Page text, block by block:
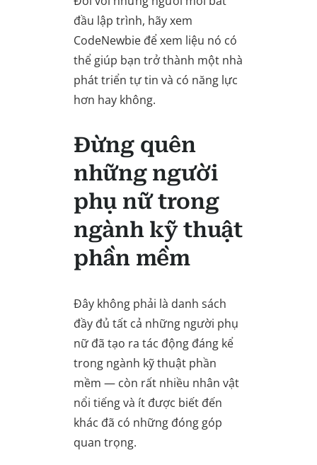
đầu lập trình, hãy xem
CodeNewbie để xem liệu nó có
thể giúp bạn trở thành một nhà
phát triển tự tin và có năng lực
hơn hay không.
Đừng quên
những người
phụ nữ trong
ngành kỹ thuật
phần mềm
Đây không phải là danh sách
đầy đủ tất cả những người phụ
nữ đã tạo ra tác động đáng kể
trong ngành kỹ thuật phần
mềm — còn rất nhiều nhân vật
nổi tiếng và ít được biết đến
khác đã có những đóng góp
quan trọng.